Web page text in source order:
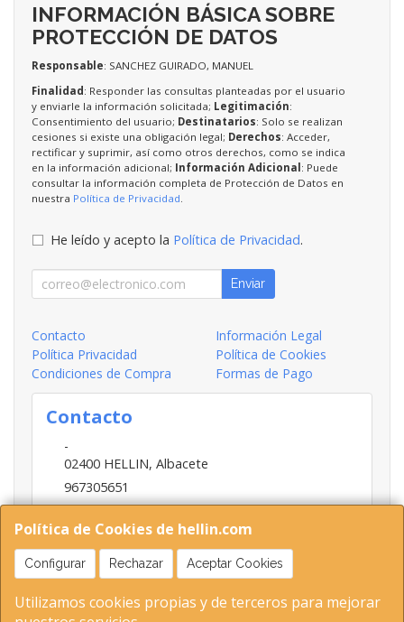
Política de Cookies de hellin.com
Configurar Rechazar Aceptar Cookies
Utilizamos cookies propias y de terceros para mejorar
INFORMACIÓN BÁSICA SOBRE
PROTECCIÓN DE DATOS
Responsable: SANCHEZ GUIRADO, MANUEL
Finalidad: Responder las consultas planteadas por el usuario
y enviarle la información solicitada; Legitimación:
Consentimiento del usuario; Destinatarios: Solo se realizan
cesiones si existe una obligación legal; Derechos: Acceder,
rectificar y suprimir, así como otros derechos, como se indica
en la información adicional; Información Adicional: Puede
consultar la información completa de Protección de Datos en
nuestra Política de Privacidad
He leído y acepto la Política de Privacidad.
Enviar
Contacto
Información Legal
Política Privacidad
Política de Cookies
Condiciones de Compra
Formas de Pago
Contacto
-
02400 HELLIN, Albacete
967305651
INFO@HELLIN.COM
Horario
09:00-13:30; 16:30-20:30